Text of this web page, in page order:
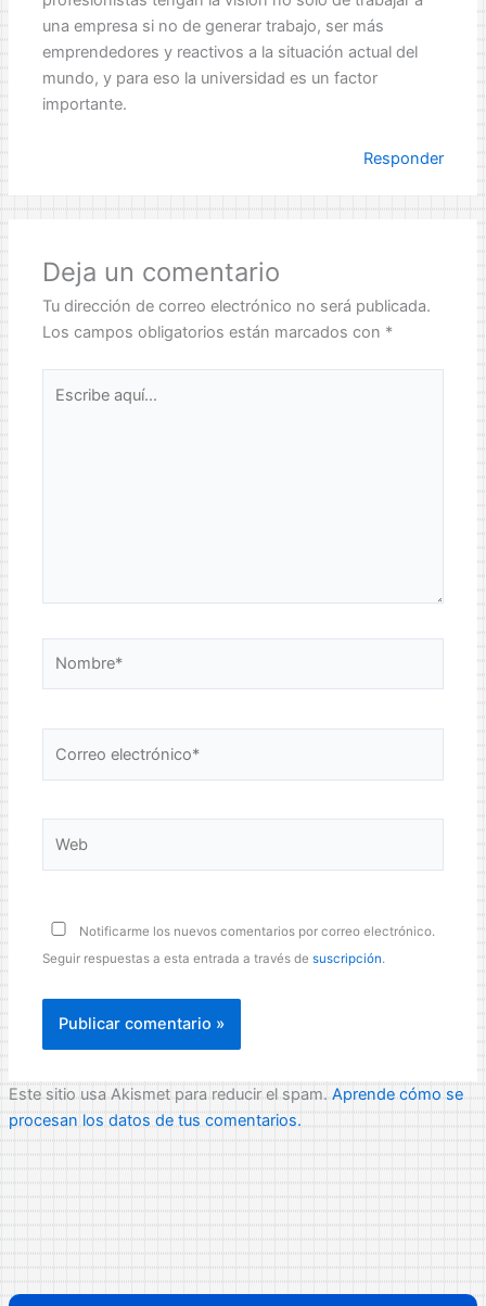
una empresa si no de generar trabajo, ser más
emprendedores y reactivos a la situación actual del
mundo, y para eso la universidad es un factor
importante.
Responder
Deja un comentario
Tu dirección de correo electrónico no será publicada.
Los campos obligatorios están marcados con *
aquí...
electrónico*
Notificarme los nuevos comentarios por correo electrónico.
Seguir respuestas a esta entrada a través desuscripción.
Este sitio usa Akismet para reducir el spam.Aprende cómo se
procesan los datos de tus comentarios.